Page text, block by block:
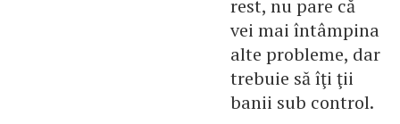
rest, nu pare că
vei mai întâmpina
alte probleme, dar
trebuie să îţi ţii
banii sub control.